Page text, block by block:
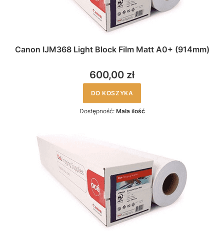
Canon IJM368 Light Block Film Matt A0+ (914mm)
600,00 zł
DO KOSZYKA
Dostępność: Mała ilość